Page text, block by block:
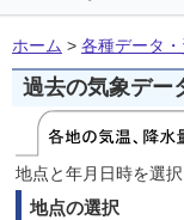
ホーム > 各種データ
過去の気象デー
地点と年月日時を選
地点の選択